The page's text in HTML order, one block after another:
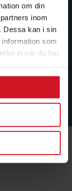
om din
inom
Dessa kan i sin
som
in när du har